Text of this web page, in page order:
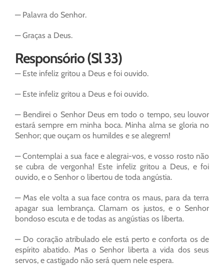
— Palavra do Senhor.
— Graças a Deus.
Responsório (Sl 33)
— Este infeliz gritou a Deus e foi ouvido.
— Este infeliz gritou a Deus e foi ouvido.
— Bendirei o Senhor Deus em todo o tempo, seu louvor
estará sempre em minha boca. Minha alma se gloria no
Senhor; que ouçam os humildes e se alegrem!
— Contemplai a sua face e alegrai-vos, e vosso rosto não
se cubra de vergonha! Este infeliz gritou a Deus, e foi
ouvido, e o Senhor o libertou de toda angústia.
— Mas ele volta a sua face contra os maus, para da terra
apagar sua lembrança. Clamam os justos, e o Senhor
bondoso escuta e de todas as angústias os liberta.
— Do coração atribulado ele está perto e conforta os de
espírito abatido. Mas o Senhor liberta a vida dos seus
servos, e castigado não será quem nele espera.